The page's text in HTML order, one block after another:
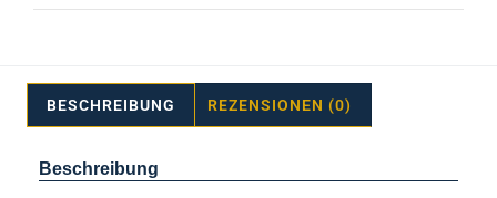
BESCHREIBUNG REZENSIONEN (0)
Beschreibung